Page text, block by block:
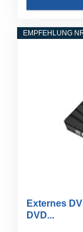
EMPFEHLUNG
Externes
DVD...